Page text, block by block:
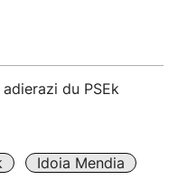
du PSEk
Idoia Mendia